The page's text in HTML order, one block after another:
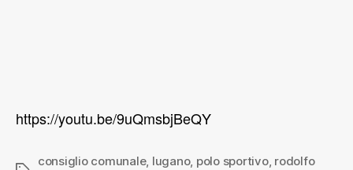
https://youtu.be/9uQmsbjBeQY
consiglio comunale, lugano, polo sportivo, rodolfo